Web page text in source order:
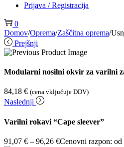
Prijava / Registracija
0
Domov/Oprema/Zaščitna oprema/
Prejšnji
Modularni nosilni okvir za varilni
84,18 € (cena vključuje DDV)
Naslednji
Varilni rokavi “Cape sleever”
91,07 € – 96,26 €Cenovni razpon: